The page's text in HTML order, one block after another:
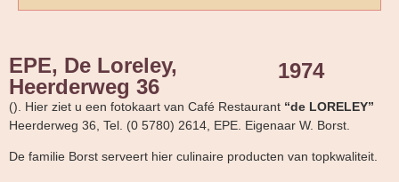
EPE, De Loreley,
Heerderweg 36
1974
(). Hier ziet u een fotokaart van Café Restaurant “de LORELEY”
Heerderweg 36, Tel. (0 5780) 2614, EPE. Eigenaar W. Borst.
De familie Borst serveert hier culinaire producten van topkwaliteit.